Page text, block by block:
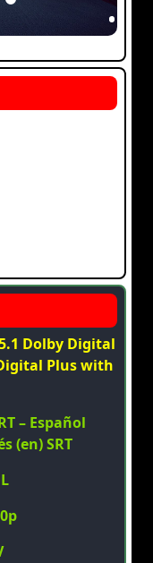
Dolby Digital
Plus with
– Español
(en) SRT